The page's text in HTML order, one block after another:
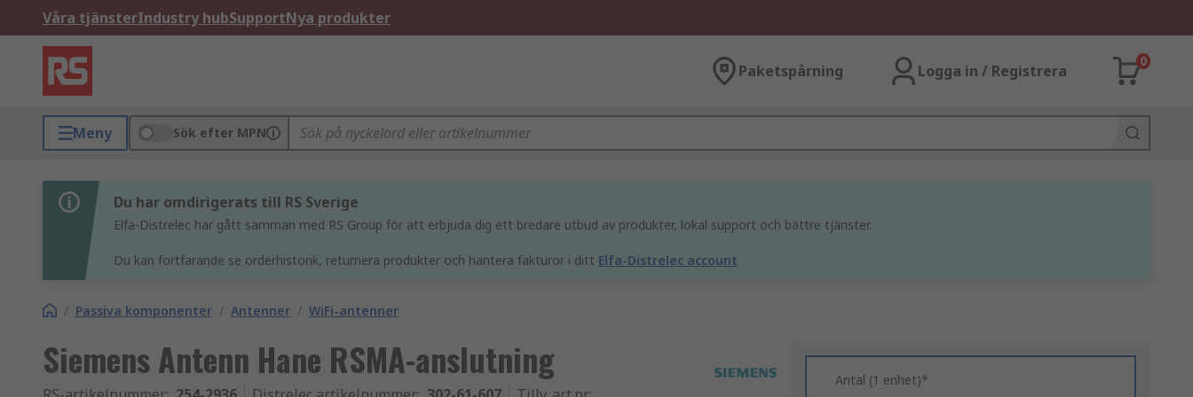
Våra tjänsterIndustry hubSupportNya produkter
Paketspårning Logga in / Registrera
0
Meny Sök efter MPN
Du har omdirigerats till RS Sverige
Elfa-Distrelec har gått samman med RS Group för att erbjuda dig ett bredare utbud av produkter, lokal support och bättre tjänster.
Du kan fortfarande se orderhistorik, returnera produkter och hantera fakturor i ditt Elfa-Distrelec account
/ Passiva komponenter / Antenner / WiFi-antenner
Siemens Antenn Hane RSMA-anslutning Antal (1 enhet)*